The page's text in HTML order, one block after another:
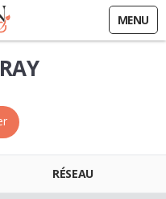
MENU
RÉSEAU